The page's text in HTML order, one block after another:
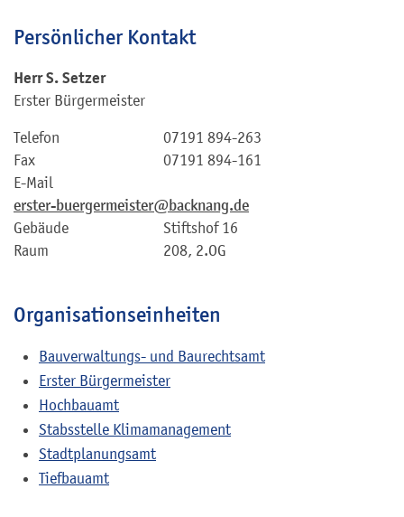
Persönlicher Kontakt
HerrS.Setzer
Erster Bürgermeister
Telefon
07191 894-263
Fax
07191 894-161
E-Mail
erster-buergermeister@backnang.de
Gebäude
Stiftshof 16
Raum
208, 2.OG
Organisationseinheiten
Bauverwaltungs- und Baurechtsamt
Erster Bürgermeister
Hochbauamt
Stabsstelle Klimamanagement
Stadtplanungsamt
Tiefbauamt